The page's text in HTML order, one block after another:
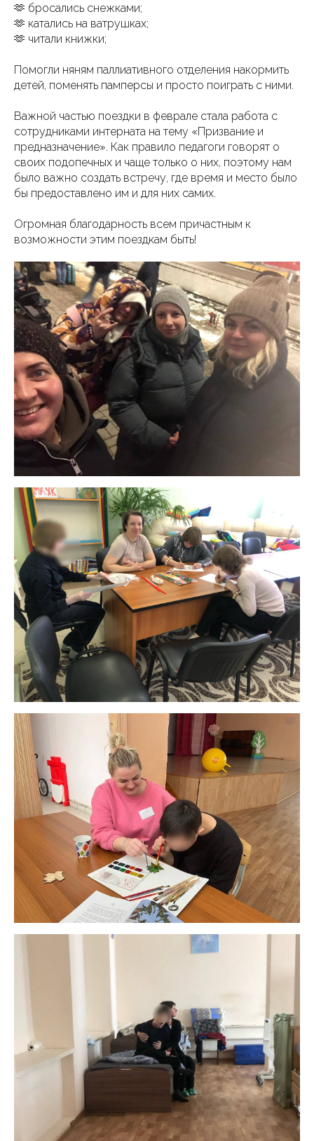
🫶 бросались снежками;
🫶 катались на ватрушках;
🫶 читали книжки;
Помогли няням паллиативного отделения накормить
детей, поменять памперсы и просто поиграть с ними.
Важной частью поездки в феврале стала работа с
сотрудниками интерната на тему «Призвание и
предназначение». Как правило педагоги говорят о
своих подопечных и чаще только о них, поэтому нам
было важно создать встречу, где время и место было
бы предоставлено им и для них самих.
Огромная благодарность всем причастным к
возможности этим поездкам быть!